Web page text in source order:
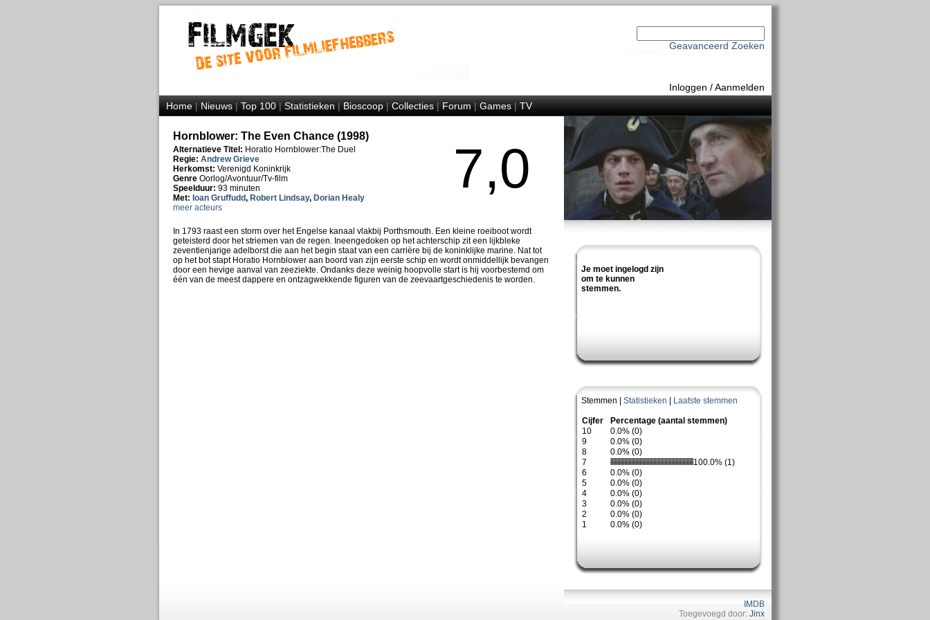
Geavanceerd Zoeken
Inloggen /Aanmelden
Home|Nieuws|Top 100|Statistieken|Bioscoop|Collecties|Forum|Games|TV
Je moet ingelogd zijn
om te kunnen
stemmen.
Stemmen | Statistieken Laatste stemmen
Cijfer
Percentage (aantal stemmen)
10
0.0% (0)
9
0.0% (0)
8
0.0% (0)
7
100.0% (1)
6
0.0% (0)
5
0.0% (0)
4
0.0% (0)
3
0.0% (0)
2
0.0% (0)
1
0.0% (0)
IMDB
Toegevoegd door: Jinx
Hornblower: The Even Chance (1998)
Alternatieve Titel: Horatio Hornblower:The Duel
Regie: Andrew Grieve
Herkomst: Verenigd Koninkrijk
Genre Oorlog/Avontuur/Tv-film
Speelduur: 93 minuten
Met: Ioan Gruffudd, Robert Lindsay, Dorian Healy
meer acteurs
7,0
In 1793 raast een storm over het Engelse kanaal vlakbij Porthsmouth. Een kleine roeiboot wordt
geteisterd door het striemen van de regen. Ineengedoken op het achterschip zit een lijkbleke
zeventienjarige adelborst die aan het begin staat van een carrière bij de koninklijke marine. Nat tot
op het bot stapt Horatio Hornblower aan boord van zijn eerste schip en wordt onmiddellijk bevangen
door een hevige aanval van zeeziekte. Ondanks deze weinig hoopvolle start is hij voorbestemd om
één van de meest dappere en ontzagwekkende figuren van de zeevaartgeschiedenis te worden.